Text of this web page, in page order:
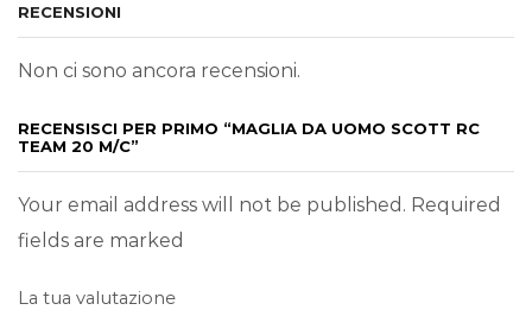
RECENSIONI
Non ci sono ancora recensioni.
RECENSISCI PER PRIMO “MAGLIA DA UOMO SCOTT RC
TEAM 20 M/C”
Your email address will not be published. Required
fields are marked
La tua valutazione